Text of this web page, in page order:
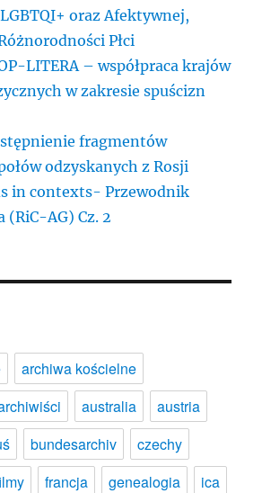
oraz Afektywnej,
Płci
LITERA – współpraca krajów
w zakresie spuścizn
fragmentów
odzyskanych z Rosji
in contexts- Przewodnik
(RiC-AG) Cz. 2
archiwa kościelne
australia
austria
bundesarchiv
czechy
francja genealogia
ica